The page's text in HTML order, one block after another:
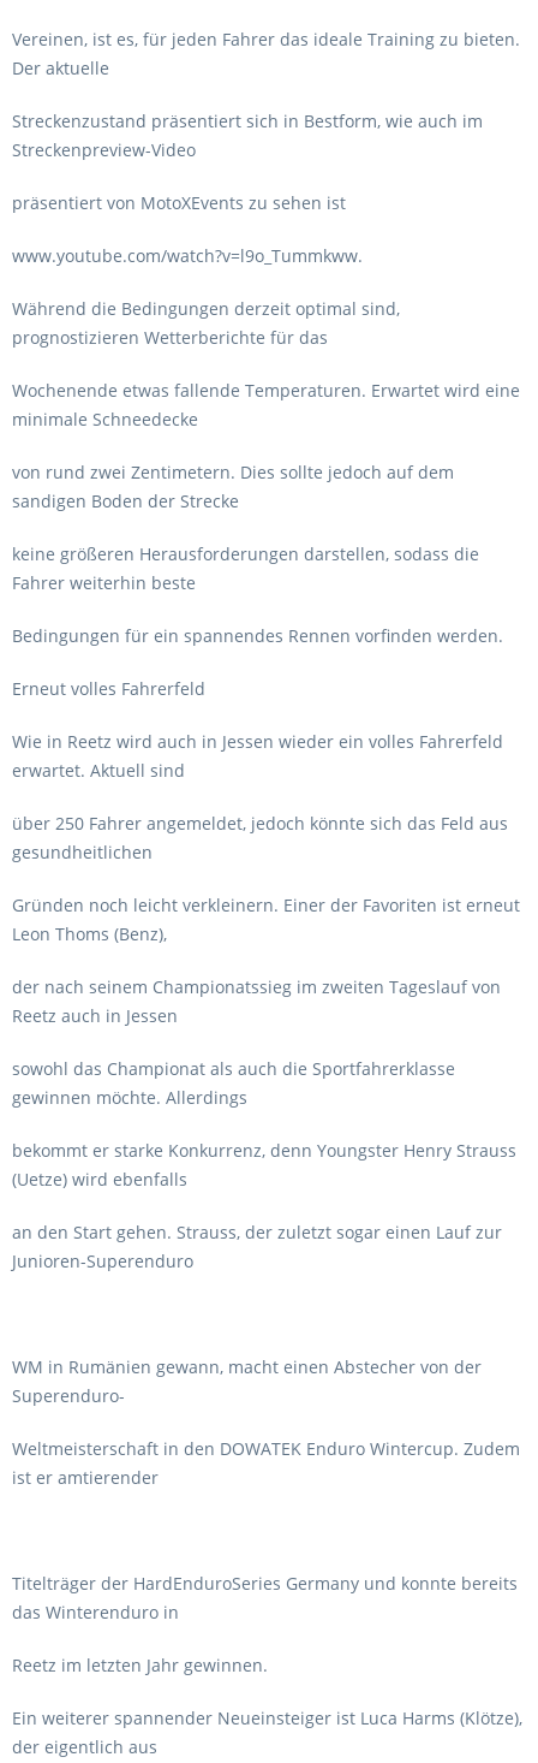
Vereinen, ist es, für jeden Fahrer das ideale Training zu bieten.
Der aktuelle
Streckenzustand präsentiert sich in Bestform, wie auch im
Streckenpreview-Video
präsentiert von MotoXEvents zu sehen ist
www.youtube.com/watch?v=l9o_Tummkww.
Während die Bedingungen derzeit optimal sind,
prognostizieren Wetterberichte für das
Wochenende etwas fallende Temperaturen. Erwartet wird eine
minimale Schneedecke
von rund zwei Zentimetern. Dies sollte jedoch auf dem
sandigen Boden der Strecke
keine größeren Herausforderungen darstellen, sodass die
Fahrer weiterhin beste
Bedingungen für ein spannendes Rennen vorfinden werden.
Erneut volles Fahrerfeld
Wie in Reetz wird auch in Jessen wieder ein volles Fahrerfeld
erwartet. Aktuell sind
über 250 Fahrer angemeldet, jedoch könnte sich das Feld aus
gesundheitlichen
Gründen noch leicht verkleinern. Einer der Favoriten ist erneut
Leon Thoms (Benz),
der nach seinem Championatssieg im zweiten Tageslauf von
Reetz auch in Jessen
sowohl das Championat als auch die Sportfahrerklasse
gewinnen möchte. Allerdings
bekommt er starke Konkurrenz, denn Youngster Henry Strauss
(Uetze) wird ebenfalls
an den Start gehen. Strauss, der zuletzt sogar einen Lauf zur
Junioren-Superenduro
WM in Rumänien gewann, macht einen Abstecher von der
Superenduro-
Weltmeisterschaft in den DOWATEK Enduro Wintercup. Zudem
ist er amtierender
Titelträger der HardEnduroSeries Germany und konnte bereits
das Winterenduro in
Reetz im letzten Jahr gewinnen.
Ein weiterer spannender Neueinsteiger ist Luca Harms (Klötze),
der eigentlich aus